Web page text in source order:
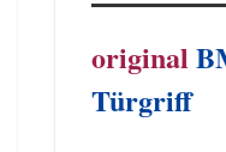
original
Türgriff